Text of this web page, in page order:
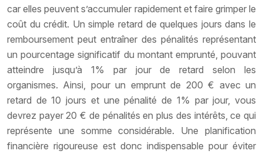
car elles peuvent s’accumuler rapidement et faire grimper le
coût du crédit. Un simple retard de quelques jours dans le
remboursement peut entraîner des pénalités représentant
un pourcentage significatif du montant emprunté, pouvant
atteindre jusqu’à 1% par jour de retard selon les
organismes. Ainsi, pour un emprunt de 200 € avec un
retard de 10 jours et une pénalité de 1% par jour, vous
devrez payer 20 € de pénalités en plus des intérêts, ce qui
représente une somme considérable. Une planification
financière rigoureuse est donc indispensable pour éviter